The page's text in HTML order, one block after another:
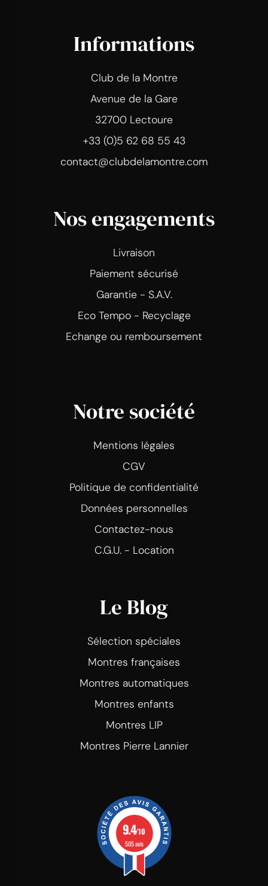
Informations
Club de la Montre
Avenue de la Gare
32700 Lectoure
+33 (0)5 62 68 55 43
contact@clubdelamontre.com
Nos engagements
Livraison
Paiement sécurisé
Garantie - S.A.V.
Eco Tempo - Recyclage
Echange ou remboursement
Notre société
Mentions légales
CGV
Politique de confidentialité
Données personnelles
Contactez-nous
C.G.U. - Location
Le Blog
Sélection spéciales
Montres françaises
Montres automatiques
Montres enfants
Montres LIP
Montres Pierre Lannier
9.4/10
505 avis